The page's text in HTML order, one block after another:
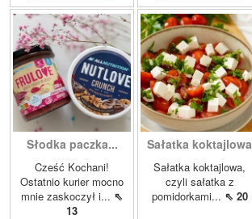
Słodka paczka...
Cześć Kochani!
Ostatnio kurier mocno
mnie zaskoczył i... ⇖
13
Sałatka koktajlowa
Sałatka koktajlowa,
czyli sałatka z
pomidorkami... ⇖ 20